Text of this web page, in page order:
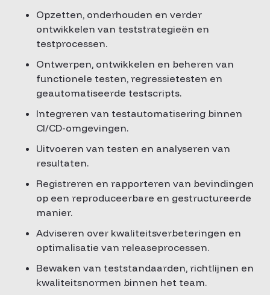
Opzetten, onderhouden en verder
ontwikkelen van teststrategieën en
testprocessen.
Ontwerpen, ontwikkelen en beheren van
functionele testen, regressietesten en
geautomatiseerde testscripts.
Integreren van testautomatisering binnen
CI/CD-omgevingen.
Uitvoeren van testen en analyseren van
resultaten.
Registreren en rapporteren van bevindingen
op een reproduceerbare en gestructureerde
manier.
Adviseren over kwaliteitsverbeteringen en
optimalisatie van releaseprocessen.
Bewaken van teststandaarden, richtlijnen en
kwaliteitsnormen binnen het team.